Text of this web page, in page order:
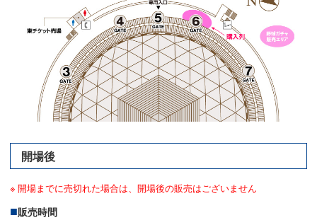
開場後
開場までに売切れた場合は、開場後の販売はございません
販売時間